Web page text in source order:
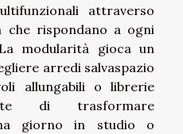
attraverso
che rispondano a ogni
modularità gioca un
arredi salvaspazio
allungabili o librerie
di trasformare
giorno in studio o